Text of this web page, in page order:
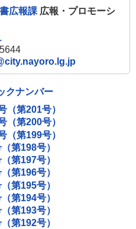
広報課 広報・プロモーシ
クナンバー
（第201号）
（第200号）
（第199号）
第198号）
第197号）
第196号）
第195号）
第194号）
第193号）
第192号）